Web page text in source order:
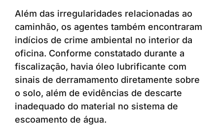
Além das irregularidades relacionadas ao
caminhão, os agentes também encontraram
indícios de crime ambiental no interior da
oficina. Conforme constatado durante a
fiscalização, havia óleo lubrificante com
sinais de derramamento diretamente sobre
o solo, além de evidências de descarte
inadequado do material no sistema de
escoamento de água.